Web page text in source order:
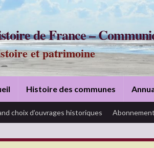
de France –
et patrimoine
Histoire des communes
choix d’ouvrages historiques